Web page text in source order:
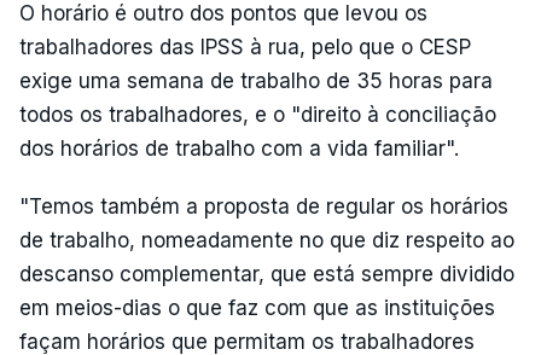
O horário é outro dos pontos que levou os
trabalhadores das IPSS à rua, pelo que o CESP
exige uma semana de trabalho de 35 horas para
todos os trabalhadores, e o "direito à conciliação
dos horários de trabalho com a vida familiar".
"Temos também a proposta de regular os horários
de trabalho, nomeadamente no que diz respeito ao
descanso complementar, que está sempre dividido
em meios-dias o que faz com que as instituições
façam horários que permitam os trabalhadores